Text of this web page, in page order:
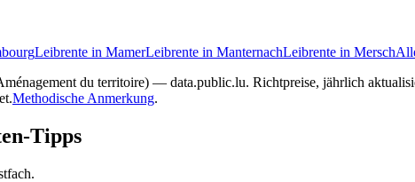
Leibrente in MamerLeibrente in ManternachLeibrente in Mersch
du territoire) — data.public.lu. Richtpreise, jährlich
Methodische Anmerkung.
Tipps